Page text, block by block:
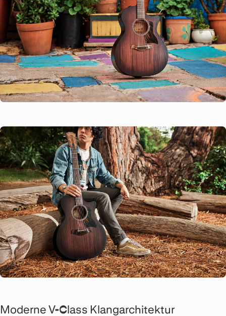
Moderne V-Class Klangarchitektur